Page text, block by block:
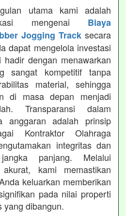
utama kami adalah
mengenai Biaya
Jogging Track secara
dapat mengelola investasi
dengan menawarkan
sangat kompetitif tanpa
material, sehingga
di masa depan menjadi
Transparansi dalam
anggaran adalah prinsip
Kontraktor Olahraga
integritas dan
panjang. Melalui
kami memastikan
keluarkan memberikan
pada nilai properti
yang dibangun.